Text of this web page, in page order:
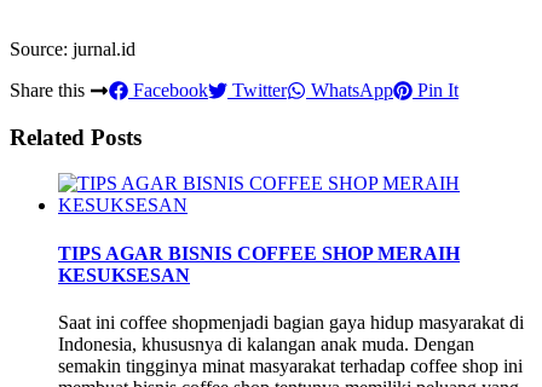
Source: jurnal.id
Share this
Facebook Twitter WhatsApp Pin It
Related Posts
TIPS AGAR BISNIS COFFEE SHOP MERAIH
KESUKSESAN
Saat ini coffee shopmenjadi bagian gaya hidup masyarakat di
Indonesia, khususnya di kalangan anak muda. Dengan
semakin tingginya minat masyarakat terhadap coffee shop ini